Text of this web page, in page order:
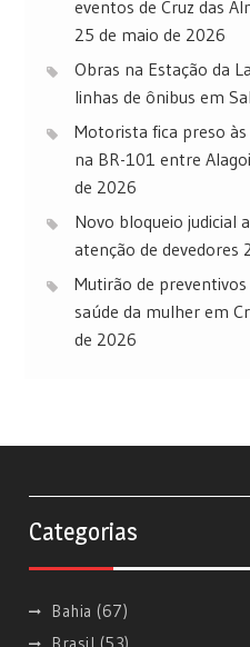
eventos de Cruz das
25 de maio de 2026
Obras na Estação da
linhas de ônibus em
Motorista fica preso
na BR-101 entre
de 2026
Novo bloqueio judicial
atenção de devedores
Mutirão de
saúde da mulher em
de 2026
Categorias
Bahia (67)
Brasil (53)